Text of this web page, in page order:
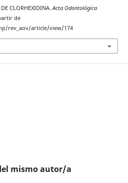
DE CLORHEXIDINA.Acta Odontológica
de
rev_aov/article/view/174
mismo autor/a